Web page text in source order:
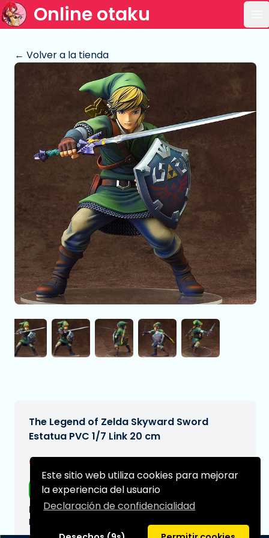
Este sitio web utiliza cookies para mejorar
la experiencia del usuario
Declaración de confidencialidad
Online otaku
← Volver a la tienda
The Legend of Zelda Skyward Sword
Estatua PVC 1/7 Link 20 cm
€224,95
Envío gratis
Fecha de entrega prevista:
N/A